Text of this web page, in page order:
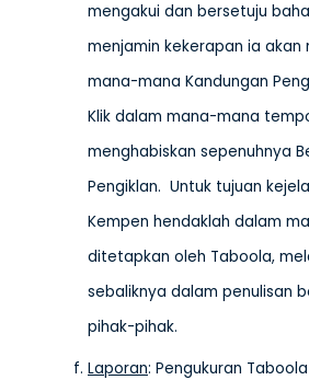
mengakui dan bersetuju
menjamin kekerapan ia akan
mana-mana Kandungan
Klik dalam mana-mana
menghabiskan sepenuhnya
Pengiklan. Untuk tujuan
Kempen hendaklah dalam
ditetapkan oleh Taboola,
sebaliknya dalam penulisan
pihak-pihak.
Laporan: Pengukuran